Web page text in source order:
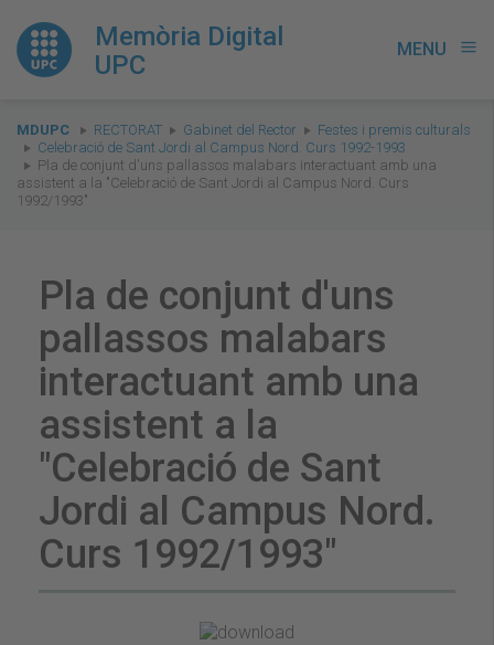
Memòria Digital
UPC
MENU menu
You
are
here:
MDUPC RECTORAT Gabinet del Rector
Festes i premis culturals
Celebració de Sant Jordi al Campus Nord. Curs 1992-1993
Pla de conjunt d'uns pallassos malabars interactuant amb una
assistent a la "Celebració de Sant Jordi al Campus Nord. Curs
1992/1993"
Pla de conjunt d'uns
pallassos malabars
interactuant amb una
assistent a la
"Celebració de Sant
Jordi al Campus Nord.
Curs 1992/1993"